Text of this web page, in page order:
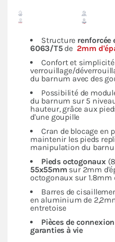
Structure renforcée
6063/T5 de 2mm
Confort et
verrouillage/
du barnum avec des
Possibilité de
du barnum sur 5
hauteur, grâce aux
d'une goupille
Cran de blocage en
maintenir les pieds
manipulation du
Pieds octogonaux
55x55mm sur 2mm
octogonaux sur 1.8mm
Barres de
en aluminium de
entretoise
Pièces de
garanties à vie